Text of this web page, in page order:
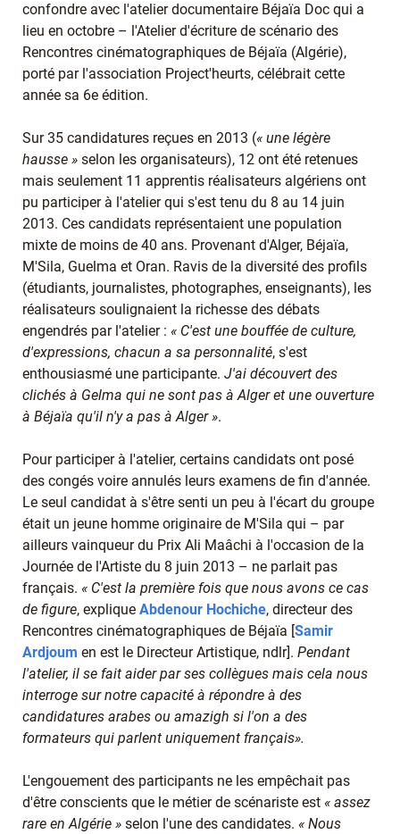
confondre avec l'atelier documentaire Béjaïa Doc qui a
lieu en octobre – l'Atelier d'écriture de scénario des
Rencontres cinématographiques de Béjaïa (Algérie),
porté par l'association Project'heurts, célébrait cette
année sa 6e édition.
Sur 35 candidatures reçues en 2013 (« une légère
hausse » selon les organisateurs), 12 ont été retenues
mais seulement 11 apprentis réalisateurs algériens ont
pu participer à l'atelier qui s'est tenu du 8 au 14 juin
2013. Ces candidats représentaient une population
mixte de moins de 40 ans. Provenant d'Alger, Béjaïa,
M'Sila, Guelma et Oran. Ravis de la diversité des profils
(étudiants, journalistes, photographes, enseignants), les
réalisateurs soulignaient la richesse des débats
engendrés par l'atelier : « C'est une bouffée de culture,
d'expressions, chacun a sa personnalité, s'est
enthousiasmé une participante. J'ai découvert des
clichés à Gelma qui ne sont pas à Alger et une ouverture
à Béjaïa qu'il n'y a pas à Alger ».
Pour participer à l'atelier, certains candidats ont posé
des congés voire annulés leurs examens de fin d'année.
Le seul candidat à s'être senti un peu à l'écart du groupe
était un jeune homme originaire de M'Sila qui – par
ailleurs vainqueur du Prix Ali Maâchi à l'occasion de la
Journée de l'Artiste du 8 juin 2013 – ne parlait pas
français. « C'est la première fois que nous avons ce cas
de figure, explique Abdenour Hochiche, directeur des
Rencontres cinématographiques de Béjaïa [Samir
Ardjoum en est le Directeur Artistique, ndlr]. Pendant
l'atelier, il se fait aider par ses collègues mais cela nous
interroge sur notre capacité à répondre à des
candidatures arabes ou amazigh si l'on a des
formateurs qui parlent uniquement français».
L'engouement des participants ne les empêchait pas
d'être conscients que le métier de scénariste est « assez
rare en Algérie » selon l'une des candidates. « Nous